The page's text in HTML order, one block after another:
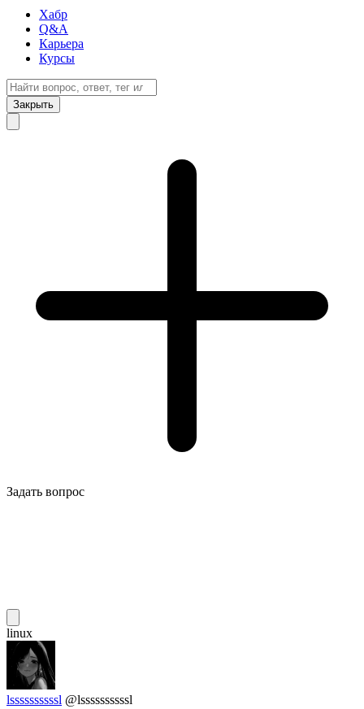
Хабр
Q&A
Карьера
Курсы
Закрыть
Задать вопрос
linux
lssssssssssl @lssssssssssl